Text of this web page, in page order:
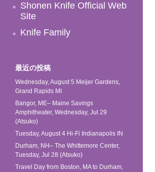
Shonen Knife Official Web
Site
Knife Family
最近の投稿
Wednesday, August 5 Meijer Gardens,
Grand Rapids MI
Bangor, ME– Maine Savings
Amphitheater, Wednesday, Jul 29
(Atsuko)
Tuesday, August 4 Hi-Fi Indianapolis IN
Durham, NH– The Whittemore Center,
Tuesday, Jul 28 (Atsuko)
Travel Day from Boston, MA to Durham,